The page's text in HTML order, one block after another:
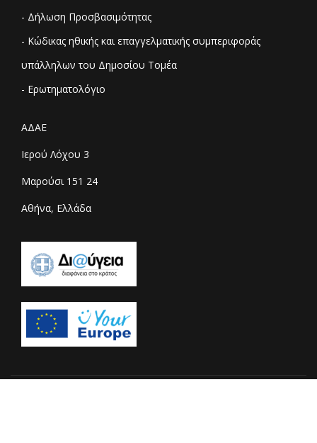
- Δήλωση Προσβασιμότητας
- Κώδικας ηθικής και επαγγελματικής συμπεριφοράς
υπάλληλων του Δημοσίου Τομέα
- Ερωτηματολόγιο
ΑΔΑΕ
Ιερού Λόχου 3
Μαρούσι 151 24
Αθήνα, Ελλάδα